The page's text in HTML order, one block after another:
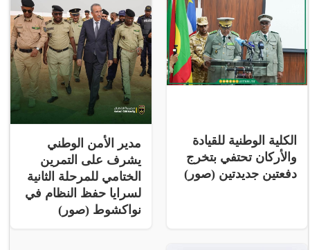
الكلية الوطنية للقيادة
والأركان تحتفي بتخرج
دفعتين جديدتين (صور)
مدير الأمن الوطني
يشرف على التمرين
الختامي للمرحلة الثانية
لسرايا حفظ النظام في
نواكشوط (صور)